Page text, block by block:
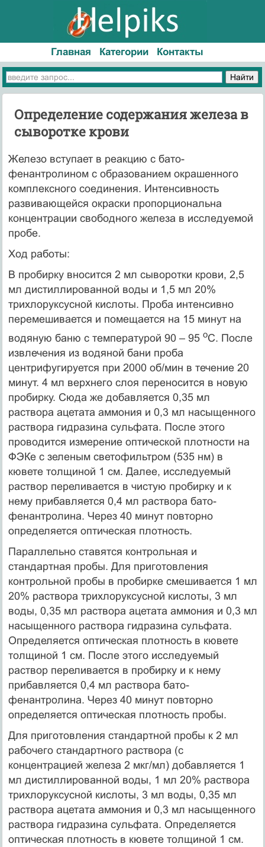
Главная Категории Контакты
Определение содержания железа в
сыворотке крови
Железо вступает в реакцию с бато-
фенантролином с образованием окрашенного
комплексного соединения. Интенсивность
развивающейся окраски пропорциональна
концентрации свободного железа в исследуемой
пробе.
Ход работы:
В пробирку вносится 2 мл сыворотки крови, 2,5
мл дистиллированной воды и 1,5 мл 20%
трихлоруксусной кислоты. Проба интенсивно
перемешивается и помещается на 15 минут на
водяную баню с температурой 90 – 95 оС. После
извлечения из водяной бани проба
центрифугируется при 2000 об/мин в течение 20
минут. 4 мл верхнего слоя переносится в новую
пробирку. Сюда же добавляется 0,35 мл
раствора ацетата аммония и 0,3 мл насыщенного
раствора гидразина сульфата. После этого
проводится измерение оптической плотности на
ФЭКе с зеленым светофильтром (535 нм) в
кювете толщиной 1 см. Далее, исследуемый
раствор переливается в чистую пробирку и к
нему прибавляется 0,4 мл раствора бато-
фенантролина. Через 40 минут повторно
определяется оптическая плотность.
Параллельно ставятся контрольная и
стандартная пробы. Для приготовления
контрольной пробы в пробирке смешивается 1 мл
20% раствора трихлоруксусной кислоты, 3 мл
воды, 0,35 мл раствора ацетата аммония и 0,3 мл
насыщенного раствора гидразина сульфата.
Определяется оптическая плотность в кювете
толщиной 1 см. После этого исследуемый
раствор переливается в пробирку и к нему
прибавляется 0,4 мл раствора бато-
фенантролина. Через 40 минут повторно
определяется оптическая плотность пробы.
Для приготовления стандартной пробы к 2 мл
рабочего стандартного раствора (с
концентрацией железа 2 мкг/мл) добавляется 1
мл дистиллированной воды, 1 мл 20% раствора
трихлоруксусной кислоты, 3 мл воды, 0,35 мл
раствора ацетата аммония и 0,3 мл насыщенного
раствора гидразина сульфата. Определяется
оптическая плотность в кювете толщиной 1 см.